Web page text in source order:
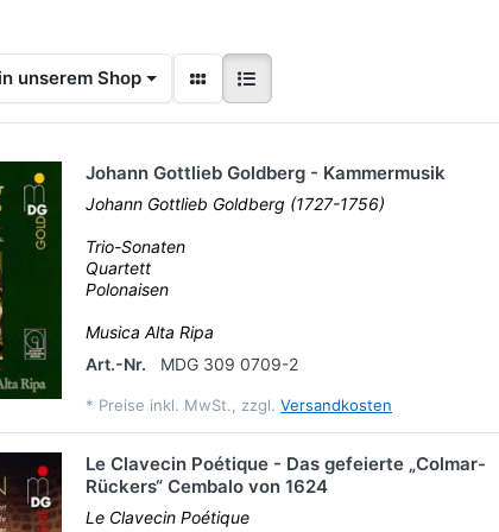
unserem Shop
Johann Gottlieb Goldberg - Kammermusik
Johann Gottlieb Goldberg (1727-1756)
Trio-Sonaten
Quartett
Polonaisen
Musica Alta Ripa
Art.-Nr.
MDG 309 0709-2
* Preise inkl. MwSt., zzgl. Versandkosten
Le Clavecin Poétique - Das gefeierte „Colmar-
Rückers“ Cembalo von 1624
Le Clavecin Poétique